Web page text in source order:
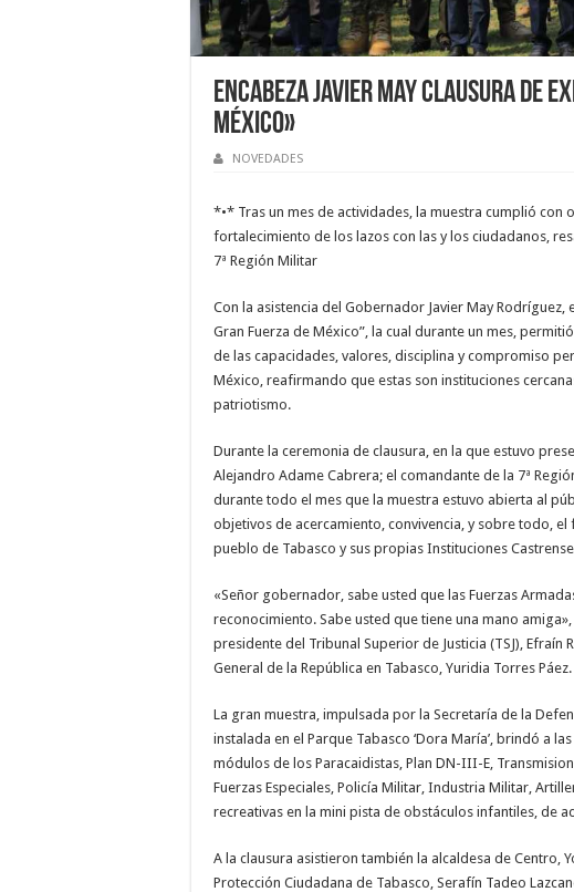
Encabeza Javier May clausura de
México»
NOVEDADES
*•* Tras un mes de actividades, la muestra cumplió con
fortalecimiento de los lazos con las y los ciudadanos,
7ª Región Militar
Con la asistencia del Gobernador Javier May
Gran Fuerza de México”, la cual durante un mes,
de las capacidades, valores, disciplina y compromiso
México, reafirmando que estas son instituciones
patriotismo.
Durante la ceremonia de clausura, en la que estuvo
Alejandro Adame Cabrera; el comandante de la 7ª
durante todo el mes que la muestra estuvo abierta al
objetivos de acercamiento, convivencia, y sobre todo,
pueblo de Tabasco y sus propias Instituciones
«Señor gobernador, sabe usted que las Fuerzas
reconocimiento. Sabe usted que tiene una mano
presidente del Tribunal Superior de Justicia (TSJ), Efraín
General de la República en Tabasco, Yuridia Torres Páez.
La gran muestra, impulsada por la Secretaría de la
instalada en el Parque Tabasco ‘Dora María’, brindó a
módulos de los Paracaidistas, Plan DN-III-E,
Fuerzas Especiales, Policía Militar, Industria Militar,
recreativas en la mini pista de obstáculos infantiles, de
A la clausura asistieron también la alcaldesa de Centro,
Protección Ciudadana de Tabasco, Serafín Tadeo